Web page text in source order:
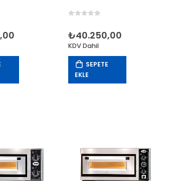
₺40.250,00
KDV Dahil
SEPETE
EKLE